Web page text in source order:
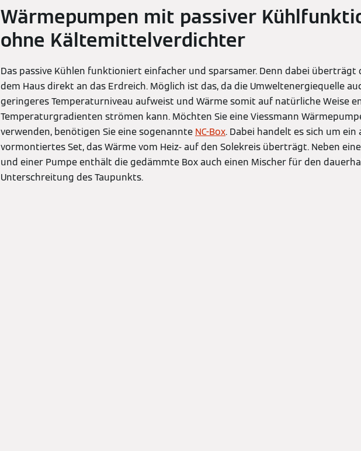
Wärmepumpen mit passiver
ohne Kältemittelverdichter
Das passive Kühlen funktioniert einfacher und sparsamer. Denn dabei überträgt
dem Haus direkt an das Erdreich. Möglich ist das, da die Umweltenergiequelle
geringeres Temperaturniveau aufweist und Wärme somit auf natürliche Weise
Temperaturgradienten strömen kann. Möchten Sie eine Viessmann
verwenden, benötigen Sie eine sogenannte NC-Box. Dabei handelt es sich um
vormontiertes Set, das Wärme vom Heiz- auf den Solekreis überträgt. Neben
und einer Pumpe enthält die gedämmte Box auch einen Mischer für den
Unterschreitung des Taupunkts.